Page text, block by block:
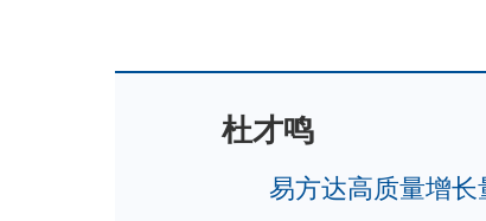
杜才鸣
易方达高质量增